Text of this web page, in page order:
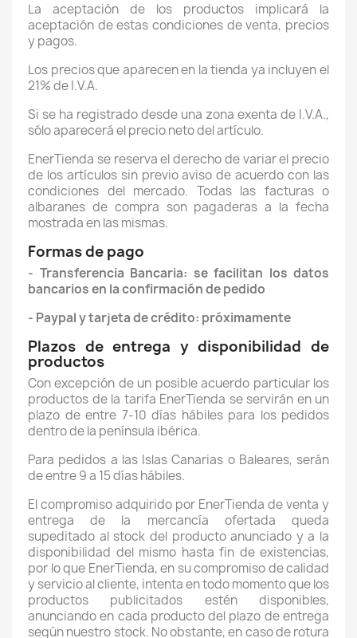
La aceptación de los productos implicará la
aceptación de estas condiciones de venta, precios
y pagos.
Los precios que aparecen en la tienda ya incluyen el
21% de I.V.A.
Si se ha registrado desde una zona exenta de I.V.A.,
sólo aparecerá el precio neto del artículo.
EnerTienda se reserva el derecho de variar el precio
de los artículos sin previo aviso de acuerdo con las
condiciones del mercado. Todas las facturas o
albaranes de compra son pagaderas a la fecha
mostrada en las mismas.
Formas de pago
- Transferencia Bancaria: se facilitan los datos
bancarios en la confirmación de pedido
- Paypal y tarjeta de crédito: próximamente
Plazos de entrega y disponibilidad de
productos
Con excepción de un posible acuerdo particular los
productos de la tarifa EnerTienda se servirán en un
plazo de entre 7-10 días hábiles para los pedidos
dentro de la península ibérica.
Para pedidos a las Islas Canarias o Baleares, serán
de entre 9 a 15 días hábiles.
El compromiso adquirido por EnerTienda de venta y
entrega de la mercancía ofertada queda
supeditado al stock del producto anunciado y a la
disponibilidad del mismo hasta fin de existencias,
por lo que EnerTienda, en su compromiso de calidad
y servicio al cliente, intenta en todo momento que los
productos publicitados estén disponibles,
anunciando en cada producto del plazo de entrega
según nuestro stock. No obstante, en caso de rotura